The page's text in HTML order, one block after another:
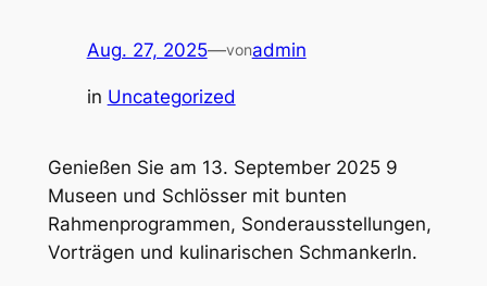
Aug. 27, 2025—vonadmin
in Uncategorized
Genießen Sie am 13. September 2025 9
Museen und Schlösser mit bunten
Rahmenprogrammen, Sonderausstellungen,
Vorträgen und kulinarischen Schmankerln.